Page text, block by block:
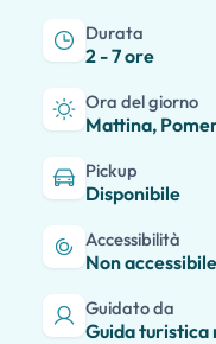
Durata
2 - 7 ore
Ora del giorno
Mattina,
Pickup
Disponibile
Accessibilità
Non accessibile
Guidato da
Guida turistica